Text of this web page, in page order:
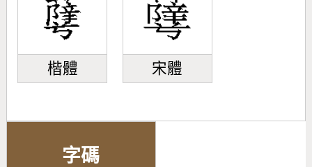
楷體 宋體
字碼